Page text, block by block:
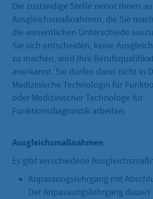
Die zuständige Stelle nennt Ihnen
Ausgleichsmaßnahmen, die Sie
die wesentlichen Unterschiede
Sie sich entscheiden, keine
zu machen, wird Ihre
anerkannt. Sie dürfen dann nicht in
Medizinische Technologin für
oder Medizinischer Technologe für
Funktionsdiagnostik arbeiten.
Ausgleichsmaßnahmen
Es gibt verschiedene
Anpassungslehrgang mit
Der Anpassungslehrgang